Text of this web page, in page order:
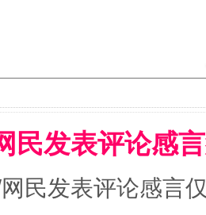
民发表评论感
民发表评论感言